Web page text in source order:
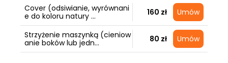
Cover (odsiwianie, wyrównani
e do koloru natury ...
160 zł Umów
Strzyżenie maszynką (cieniow
anie boków lub jedn...
80 zł Umów